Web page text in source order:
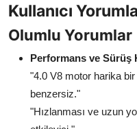
Kullanıcı
Olumlu Yorumlar
Performans ve Sürüş
"4.0 V8 motor harika
benzersiz."
"Hızlanması ve uzun